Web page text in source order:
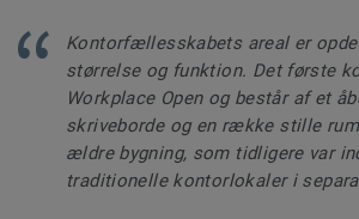
Kontorfællesskabets areal er
størrelse og funktion. Det første
Workplace Open og består af et
skriveborde og en række stille
ældre bygning, som tidligere var
traditionelle kontorlokaler i